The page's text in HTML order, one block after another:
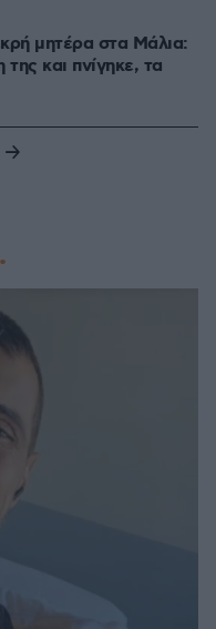
μητέρα στα Μάλια:
και πνίγηκε, τα